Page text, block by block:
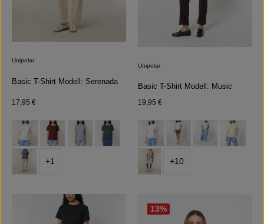
Unipolar
Basic T-Shirt Modell: Serenada
Regulärer Preis:
17,95 €
Farbe auswählen
+1
Unipolar
Basic T-Shirt Modell: Music
Regulärer Preis:
19,95 €
Farbe auswählen
+10
13%